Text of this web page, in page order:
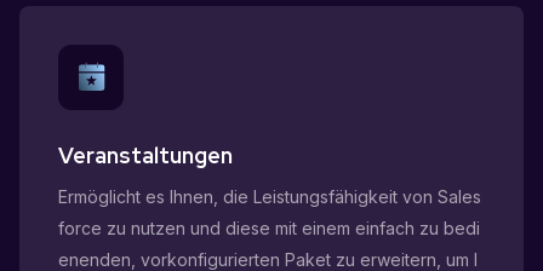
Veranstaltungen
Ermöglicht es Ihnen, die Leistungsfähigkeit von Sales
force zu nutzen und diese mit einem einfach zu bedi
enenden, vorkonfigurierten Paket zu erweitern, um I